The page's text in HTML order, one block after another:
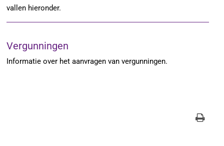
vallen hieronder.
Vergunningen
Informatie over het aanvragen van vergunningen.